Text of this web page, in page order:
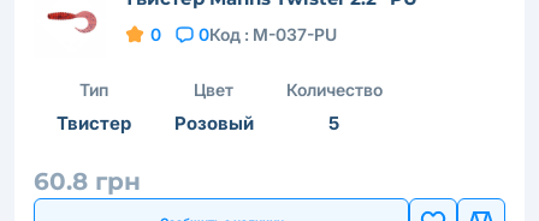
0 0Код : M-037-PU
Тип
Твистер
Цвет
Розовый
Количество
5
60.8 грн